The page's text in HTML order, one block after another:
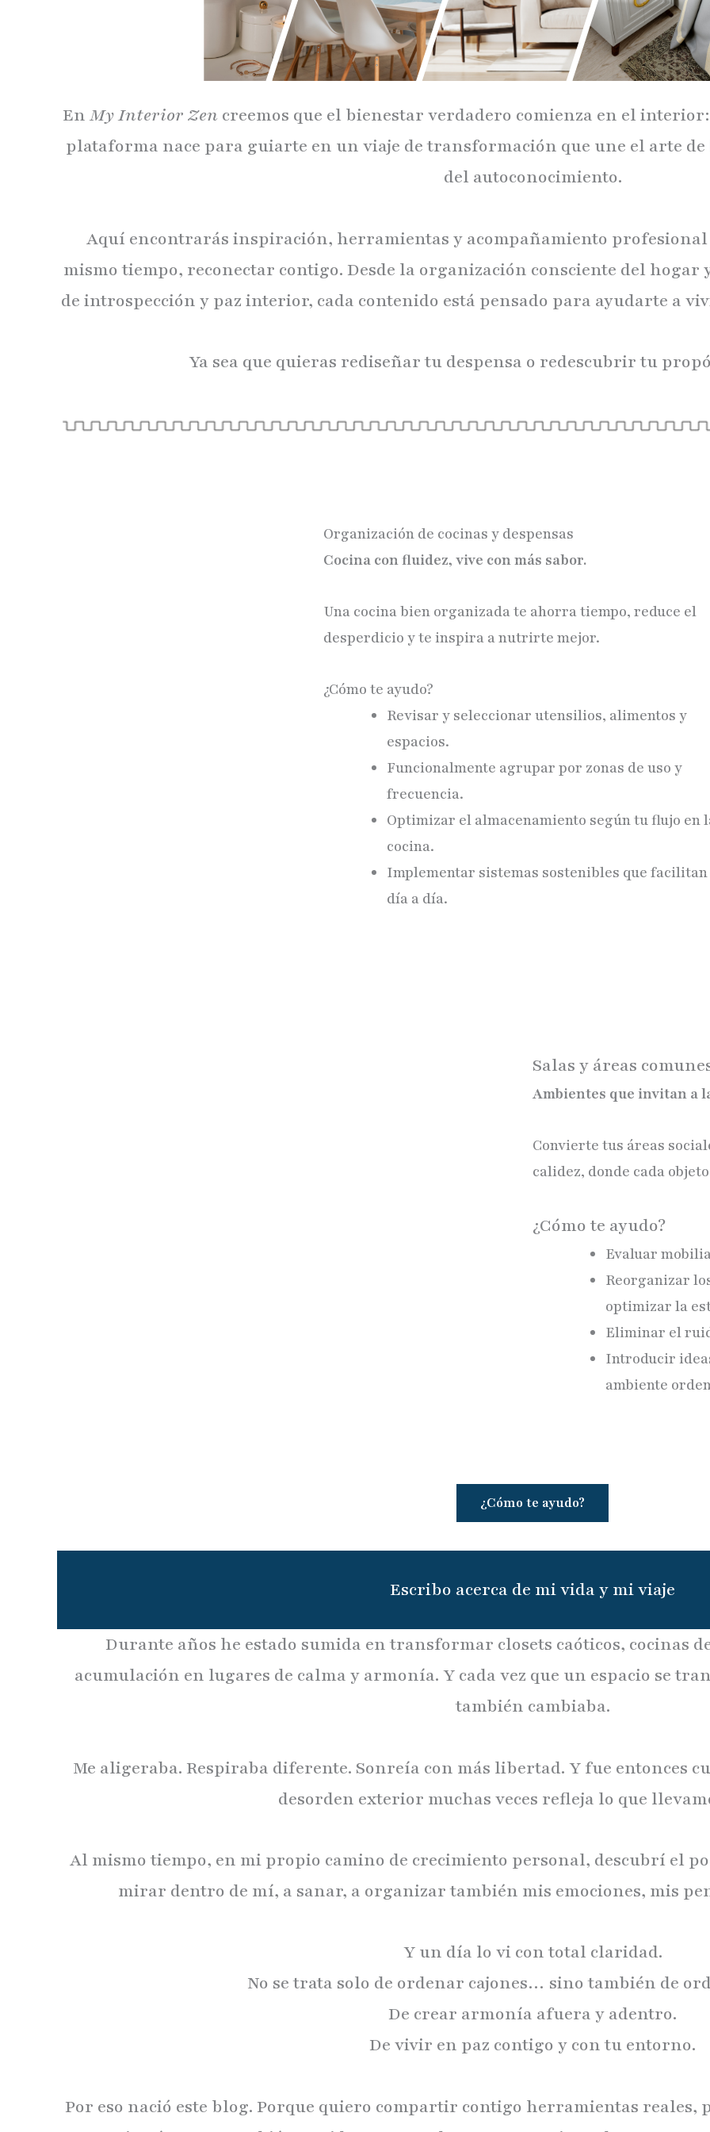
En My Interior Zen creemos que el bienestar verdadero comienza en el
plataforma nace para guiarte en un viaje de transformación que une el arte
del autoconocimiento.
Aquí encontrarás inspiración, herramientas y acompañamiento
mismo tiempo, reconectar contigo. Desde la organización consciente del hogar
de introspección y paz interior, cada contenido está pensado para ayudarte a
Ya sea que quieras rediseñar tu despensa o redescubrir tu
Organización de cocinas y despensas
Cocina con fluidez, vive con más sabor.
Una cocina bien organizada te ahorra tiempo, reduce el
desperdicio y te inspira a nutrirte mejor.
¿Cómo te ayudo?
Revisar y seleccionar utensilios, alimentos y
espacios.
Funcionalmente agrupar por zonas de uso y
frecuencia.
Optimizar el almacenamiento según tu flujo en
cocina.
Implementar sistemas sostenibles que
día a día.
Salas y áreas
Ambientes que invitan a
Convierte tus áreas
calidez, donde cada
¿Cómo te ayudo?
Evaluar
Reorganizar
optimizar la
Eliminar el
Introducir
ambiente
¿Cómo te ayudo?
Escribo acerca de mi vida y mi viaje
Durante años he estado sumida en transformar closets caóticos, cocinas
acumulación en lugares de calma y armonía. Y cada vez que un espacio se
también cambiaba.
Me aligeraba. Respiraba diferente. Sonreía con más libertad. Y fue entonces
desorden exterior muchas veces refleja lo que
Al mismo tiempo, en mi propio camino de crecimiento personal, descubrí el
mirar dentro de mí, a sanar, a organizar también mis emociones, mis
Y un día lo vi con total claridad.
No se trata solo de ordenar cajones… sino también de
De crear armonía afuera y adentro.
De vivir en paz contigo y con tu entorno.
Por eso nació este blog. Porque quiero compartir contigo herramientas reales,